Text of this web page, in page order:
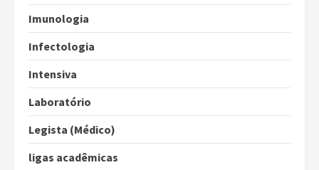
Imunologia
Infectologia
Intensiva
Laboratório
Legista (Médico)
ligas acadêmicas